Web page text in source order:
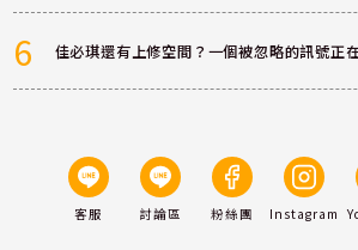
6 佳必琪還有上修空間？一個被忽略的訊號正
客服 討論區 粉絲團 Instagram